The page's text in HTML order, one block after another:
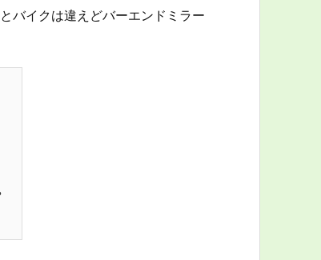
バイクは違えどバーエンドミラー